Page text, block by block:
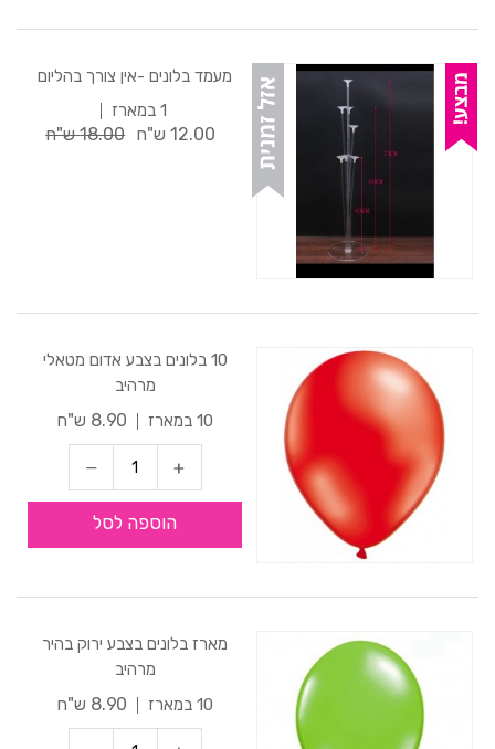
מעמד בלונים -אין צורך בהליום
1 במארז
12.00 ש"ח 18.00 ש"ח
10 בלונים בצבע אדום מטאלי
מרהיב
10 במארז
8.90 ש"ח
הוספה לסל
מארז בלונים בצבע ירוק בהיר
מרהיב
10 במארז
8.90 ש"ח